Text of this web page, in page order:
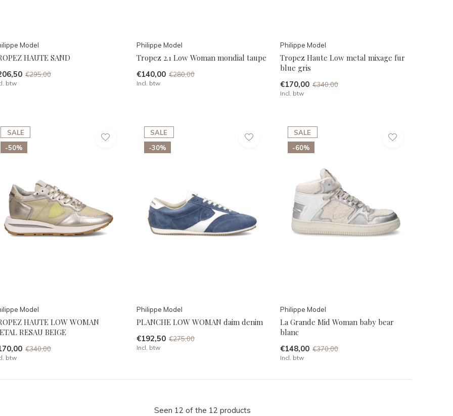
Model
HAUTE SAND
€295,00
btw
Philippe Model
Tropez 2.1 Low Woman mondial taupe
€140,00 €280,00
Incl. btw
Philippe Model
Tropez Haute Low metal mixage fur
blue gris
€170,00 €340,00
Incl. btw
SALE
-50%
Model
HAUTE LOW WOMAN
RESAU BEIGE
€340,00
btw
SALE
-30%
Philippe Model
PLANCHE LOW WOMAN daim denim
€192,50 €275,00
Incl. btw
SALE
-60%
Philippe Model
La Grande Mid Woman baby bear
blanc
€148,00 €370,00
Incl. btw
Seen 12 of the 12 products